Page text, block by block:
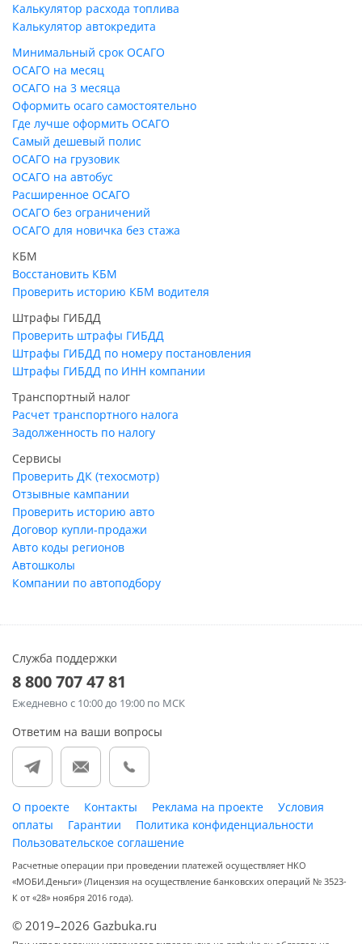
Калькулятор расхода топлива
Калькулятор автокредита
Минимальный срок ОСАГО
ОСАГО на месяц
ОСАГО на 3 месяца
Оформить осаго самостоятельно
Где лучше оформить ОСАГО
Самый дешевый полис
ОСАГО на грузовик
ОСАГО на автобус
Расширенное ОСАГО
ОСАГО без ограничений
ОСАГО для новичка без стажа
КБМ
Восстановить КБМ
Проверить историю КБМ водителя
Штрафы ГИБДД
Проверить штрафы ГИБДД
Штрафы ГИБДД по номеру постановления
Штрафы ГИБДД по ИНН компании
Транспортный налог
Расчет транспортного налога
Задолженность по налогу
Сервисы
Проверить ДК (техосмотр)
Отзывные кампании
Проверить историю авто
Договор купли-продажи
Авто коды регионов
Автошколы
Компании по автоподбору
Служба поддержки
8 800 707 47 81
Ежедневно с 10:00 до 19:00 по МСК
Ответим на ваши вопросы
О проекте Контакты Реклама на проекте
Условия
оплаты
Гарантии
Политика конфиденциальности
Пользовательское соглашение
Расчетные операции при проведении платежей осуществляет НКО
«МОБИ.Деньги» (Лицензия на осуществление банковских операций № 3523-
К от «28» ноября 2016 года).
© 2019–2026 Gazbuka.ru